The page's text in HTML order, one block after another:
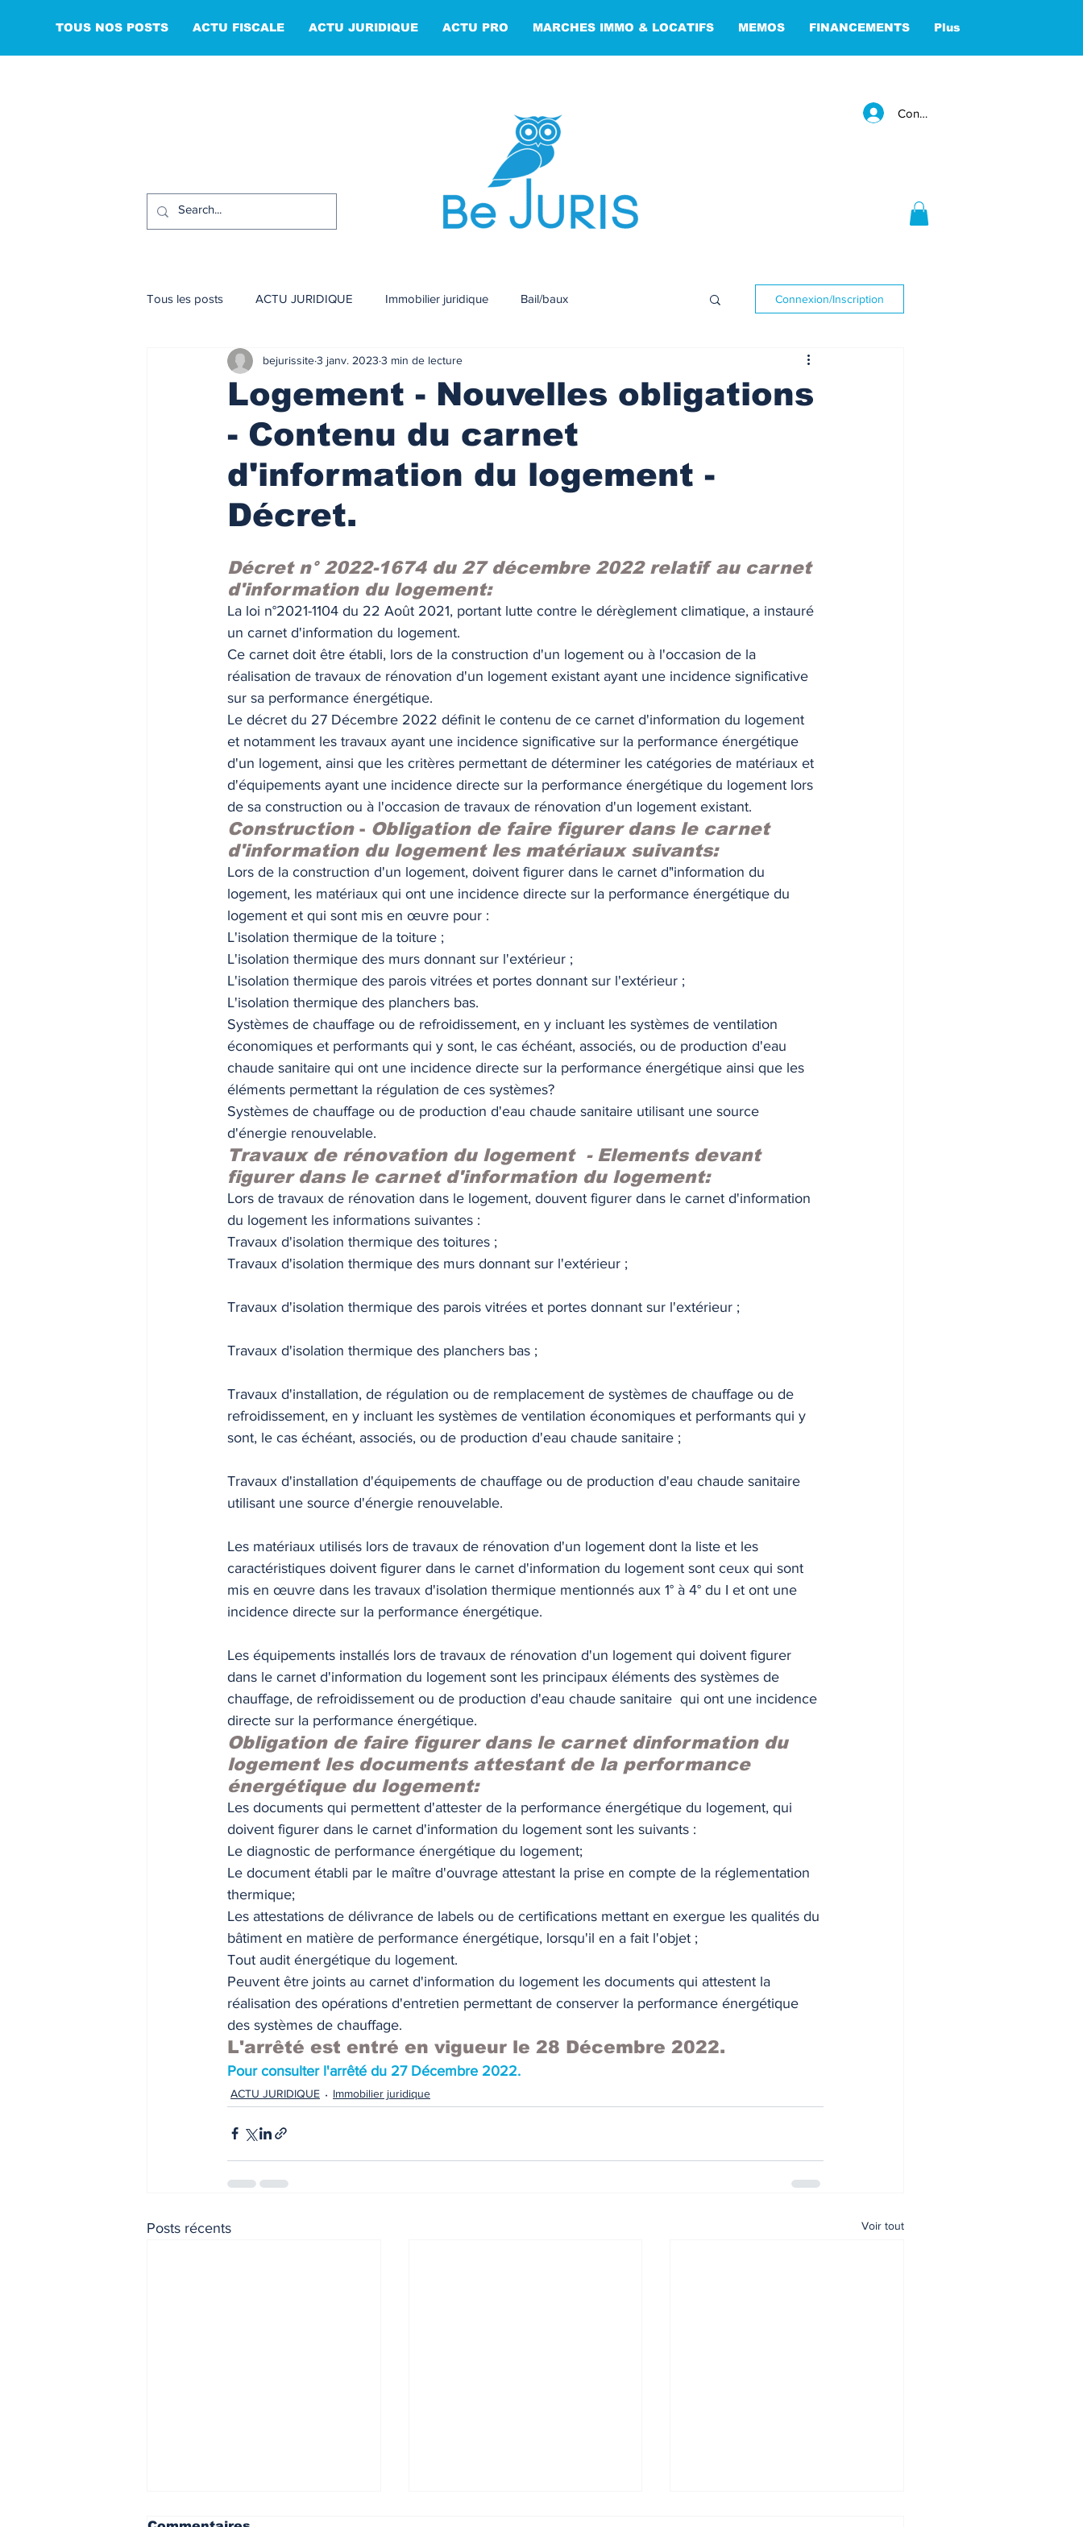
TOUS NOS POSTS ACTU FISCALE ACTU JURIDIQUE ACTU PRO MARCHES IMMO & LOCATIFS MEMOS FINANCEMENTS Plus
Connexion
Tous les posts ACTU JURIDIQUE Immobilier juridique Bail/baux
Finances/Investissement Assurance MARCHES IMMOBILIES & LOCATIFS
Prix de l'immobilier Immobilier ancien Immobilier neuf Marchés locatifs
Les zonages
ACTU PRO FINANCEMENT Les taux des prêts immobiliers
Taux de l'usure Règlementation prêt immo. Compte courant d'associés
INDICES & INDEX VIE PRATIQUE MEMOS
Connexion/Inscription
Logement - Nouvelles obligations
- Contenu du carnet
d'information du logement -
Décret.
bejurissite3 janv. 2023 3 min de lecture
Décret n° 2022-1674 du 27 décembre 2022 relatif au carnet
d'information du logement:
La loi n°2021-1104 du 22 Août 2021, portant lutte contre le dérèglement climatique, a instauré
un carnet d'information du logement.
Ce carnet doit être établi, lors de la construction d'un logement ou à l'occasion de la
réalisation de travaux de rénovation d'un logement existant ayant une incidence significative
sur sa performance énergétique.
Le décret du 27 Décembre 2022 définit le contenu de ce carnet d'information du logement
et notamment les travaux ayant une incidence significative sur la performance énergétique
d'un logement, ainsi que les critères permettant de déterminer les catégories de matériaux et
d'équipements ayant une incidence directe sur la performance énergétique du logement lors
de sa construction ou à l'occasion de travaux de rénovation d'un logement existant.
Construction - Obligation de faire figurer dans le carnet
d'information du logement les matériaux suivants:
Lors de la construction d'un logement, doivent figurer dans le carnet d"information du
logement, les matériaux qui ont une incidence directe sur la performance énergétique du
logement et qui sont mis en œuvre pour :
L'isolation thermique de la toiture ;
L'isolation thermique des murs donnant sur l'extérieur ;
L'isolation thermique des parois vitrées et portes donnant sur l'extérieur ;
L'isolation thermique des planchers bas.
Systèmes de chauffage ou de refroidissement, en y incluant les systèmes de ventilation
économiques et performants qui y sont, le cas échéant, associés, ou de production d'eau
chaude sanitaire qui ont une incidence directe sur la performance énergétique ainsi que les
éléments permettant la régulation de ces systèmes?
Systèmes de chauffage ou de production d'eau chaude sanitaire utilisant une source
d'énergie renouvelable.
Travaux de rénovation du logement  - Elements devant
figurer dans le carnet d'information du logement:
Lors de travaux de rénovation dans le logement, douvent figurer dans le carnet d'information
du logement les informations suivantes :
Travaux d'isolation thermique des toitures ;
Travaux d'isolation thermique des murs donnant sur l'extérieur ;
Travaux d'isolation thermique des parois vitrées et portes donnant sur l'extérieur ;
Travaux d'isolation thermique des planchers bas ;
Travaux d'installation, de régulation ou de remplacement de systèmes de chauffage ou de
refroidissement, en y incluant les systèmes de ventilation économiques et performants qui y
sont, le cas échéant, associés, ou de production d'eau chaude sanitaire ;
Travaux d'installation d'équipements de chauffage ou de production d'eau chaude sanitaire
utilisant une source d'énergie renouvelable.
Les matériaux utilisés lors de travaux de rénovation d'un logement dont la liste et les
caractéristiques doivent figurer dans le carnet d'information du logement sont ceux qui sont
mis en œuvre dans les travaux d'isolation thermique mentionnés aux 1° à 4° du I et ont une
incidence directe sur la performance énergétique.
Les équipements installés lors de travaux de rénovation d'un logement qui doivent figurer
dans le carnet d'information du logement sont les principaux éléments des systèmes de
chauffage, de refroidissement ou de production d'eau chaude sanitaire  qui ont une incidence
directe sur la performance énergétique.
Obligation de faire figurer dans le carnet dinformation du
logement les documents attestant de la performance
énergétique du logement:
Les documents qui permettent d'attester de la performance énergétique du logement, qui
doivent figurer dans le carnet d'information du logement sont les suivants :
Le diagnostic de performance énergétique du logement;
Le document établi par le maître d'ouvrage attestant la prise en compte de la réglementation
thermique;
Les attestations de délivrance de labels ou de certifications mettant en exergue les qualités du
bâtiment en matière de performance énergétique, lorsqu'il en a fait l'objet ;
Tout audit énergétique du logement.
Peuvent être joints au carnet d'information du logement les documents qui attestent la
réalisation des opérations d'entretien permettant de conserver la performance énergétique
des systèmes de chauffage.
L'arrêté est entré en vigueur le 28 Décembre 2022.
Pour consulter l'arrêté du 27 Décembre 2022.
ACTU JURIDIQUE Immobilier juridique
Posts récents Voir tout